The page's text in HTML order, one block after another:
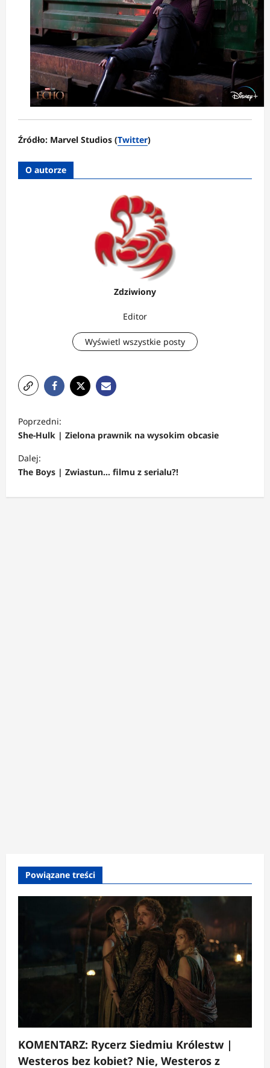
Źródło: Marvel Studios (Twitter)
O autorze
Zdziwiony
Editor
Wyświetl wszystkie posty
o
a
Poprzedni:
She-Hulk | Zielona prawnik na wysokim obcasie
Dalej:
The Boys | Zwiastun… filmu z serialu?!
Powiązane treści
KOMENTARZ: Rycerz Siedmiu Królestw |
Westeros bez kobiet? Nie, Westeros z